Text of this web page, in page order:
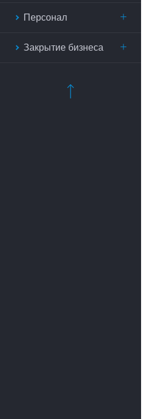
Персонал
Закрытие бизнеса